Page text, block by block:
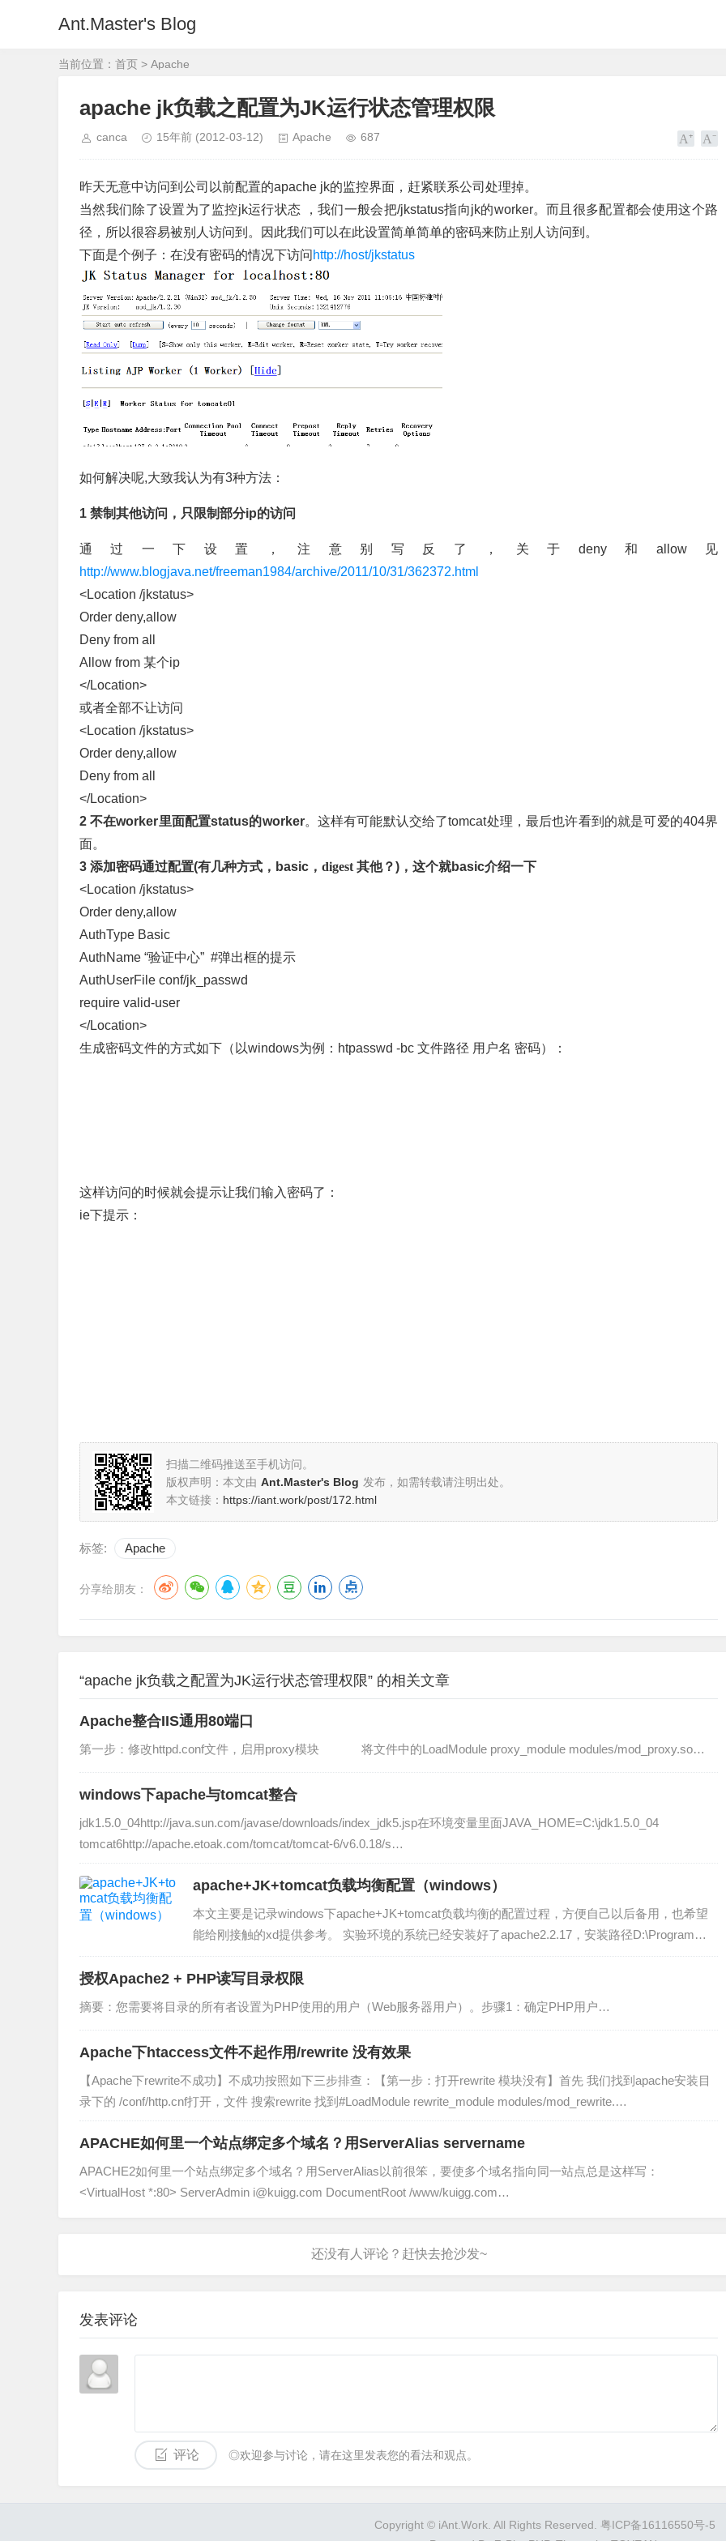
Ant.Master's Blog
当前位置： 首页 > Apache
apache jk负载之配置为JK运行状态管理权限
canca 15年前 (2012-03-12) Apache 687
昨天无意中访问到公司以前配置的apache jk的监控界面，赶紧联系公司处理掉。
当然我们除了设置为了监控jk运行状态 ，我们一般会把/jkstatus指向jk的worker。而且很多配置都会使用这个路
径，所以很容易被别人访问到。因此我们可以在此设置简单简单的密码来防止别人访问到。
下面是个例子：在没有密码的情况下访问 http://host/jkstatus
如何解决呢,大致我认为有3种方法：
1 禁制其他访问，只限制部分ip的访问
通过一下设置，注意别写反了，关于deny和allow见
http://www.blogjava.net/freeman1984/archive/2011/10/31/362372.html
<Location /jkstatus>
Order deny,allow
Deny from all
Allow from 某个ip
</Location>
或者全部不让访问
<Location /jkstatus>
Order deny,allow
Deny from all
</Location>
2 不在worker里面配置status的worker。这样有可能默认交给了tomcat处理，最后也许看到的就是可爱的404界
面。
3 添加密码通过配置(有几种方式，basic， digest 其他？)，这个就basic介绍一下
<Location /jkstatus>
Order deny,allow
AuthType Basic
AuthName “验证中心” #弹出框的提示
AuthUserFile conf/jk_passwd
require valid-user
</Location>
生成密码文件的方式如下（以windows为例：htpasswd -bc 文件路径 用户名 密码）：
这样访问的时候就会提示让我们输入密码了：
ie下提示：
扫描二维码推送至手机访问。
版权声明：本文由 Ant.Master's Blog 发布，如需转载请注明出处。
本文链接： https://iant.work/post/172.html
标签: Apache
分享给朋友：
“apache jk负载之配置为JK运行状态管理权限” 的相关文章
Apache整合IIS通用80端口
第一步：修改httpd.conf文件，启用proxy模块 将文件中的LoadModule proxy_module modules/mod_proxy.so…
windows下apache与tomcat整合
jdk1.5.0_04http://java.sun.com/javase/downloads/index_jdk5.jsp在环境变量里面JAVA_HOME=C:\jdk1.5.0_04
tomcat6http://apache.etoak.com/tomcat/tomcat-6/v6.0.18/s…
apache+JK+tomcat负载均衡配置（windows）
本文主要是记录windows下apache+JK+tomcat负载均衡的配置过程，方便自己以后备用，也希望
能给刚接触的xd提供参考。 实验环境的系统已经安装好了apache2.2.17，安装路径D:\Program
Files\Apache2.2\ apache http server的…
授权Apache2 + PHP读写目录权限
摘要：您需要将目录的所有者设置为PHP使用的用户（Web服务器用户）。步骤1：确定PHP用户…
Apache下htaccess文件不起作用/rewrite 没有效果
【Apache下rewrite不成功】不成功按照如下三步排查：【第一步：打开rewrite 模块没有】首先 我们找到apache安装目
录下的 /conf/http.cnf打开，文件 搜索rewrite 找到#LoadModule rewrite_module modules/mod_rewrite.…
APACHE如何里一个站点绑定多个域名？用ServerAlias servername
APACHE2如何里一个站点绑定多个域名？用ServerAlias以前很笨，要使多个域名指向同一站点总是这样写：
<VirtualHost *:80> ServerAdmin i@kuigg.com DocumentRoot /www/kuigg.com…
发表评论
评论 ◎欢迎参与讨论，请在这里发表您的看法和观点。
Copyright © iAnt.Work. All Rights Reserved. 粤ICP备16116550号-5